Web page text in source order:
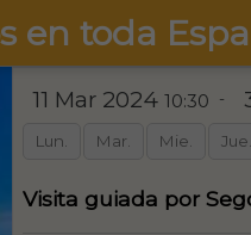
en toda
11 Mar 2024 10:30 -
Lun. Mar. Mie. Jue.
Visita guiada por